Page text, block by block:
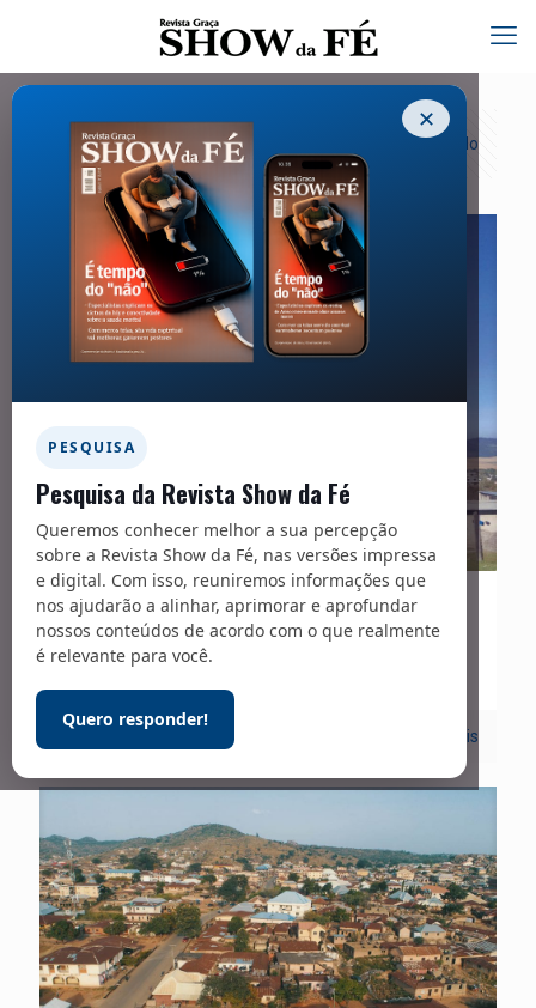
✕
PESQUISA
Pesquisa da Revista Show da Fé
Queremos conhecer melhor a sua percepção
sobre a Revista Show da Fé, nas versões impressa
e digital. Com isso, reuniremos informações que
nos ajudarão a alinhar, aprimorar e aprofundar
nossos conteúdos de acordo com o que realmente
é relevante para você.
Quero responder!
Categorias Tags Exibir tudo
14/06/2024
Sem liberdade
Leia mais